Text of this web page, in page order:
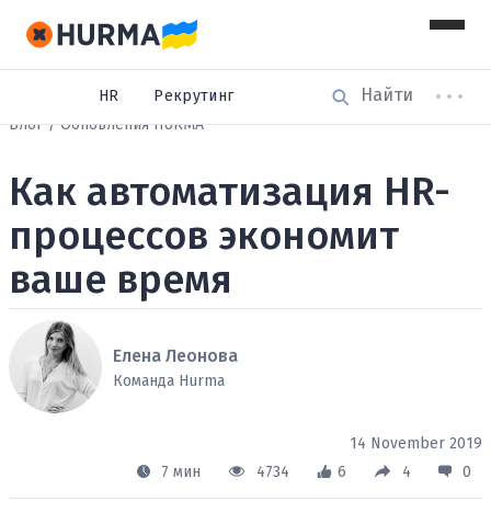
HR
Рекрутинг
Блог
Обновления HURMA
Как автоматизация HR-
процессов экономит
ваше время
Елена Леонова
Команда Hurma
14 November 2019
7 мин
4734 6 4 0